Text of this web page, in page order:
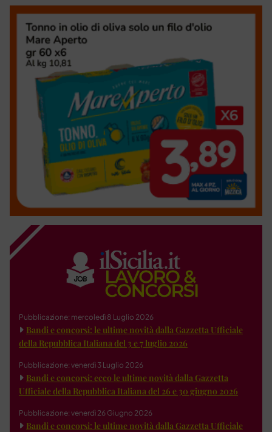
Pubblicazione: mercoledì 8 Luglio 2026
Bandi e concorsi: le ultime novità dalla Gazzetta Ufficiale
della Repubblica Italiana del 3 e 7 luglio 2026
Pubblicazione: venerdì 3 Luglio 2026
Bandi e concorsi: ecco le ultime novità dalla Gazzetta
Ufficiale della Repubblica Italiana del 26 e 30 giugno 2026
Pubblicazione: venerdì 26 Giugno 2026
Bandi e concorsi: le ultime novità dalla Gazzetta Ufficiale